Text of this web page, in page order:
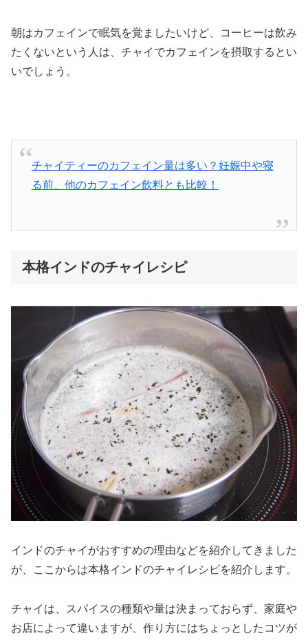
朝はカフェインで眠気を覚ましたいけど、コーヒーは飲み
たくないという人は、チャイでカフェインを摂取するとい
いでしょう。
チャイティーのカフェイン量は多い？妊娠中や寝
る前、他のカフェイン飲料とも比較！
本格インドのチャイレシピ
インドのチャイがおすすめの理由などを紹介してきました
が、ここからは本格インドのチャイレシピを紹介します。
チャイは、スパイスの種類や量は決まっておらず、家庭や
お店によって違いますが、作り方にはちょっとしたコツが